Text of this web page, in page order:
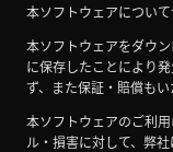
本ソフトウェアについて
本ソフトウェアをダウ
に保存したことにより
ず、また保証・賠償もい
本ソフトウェアのご利
ル・損害に対して、弊